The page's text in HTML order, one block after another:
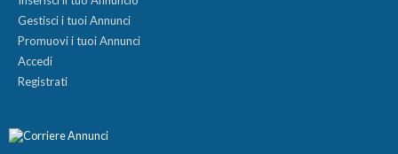
Gestisci i tuoi Annunci
Promuovi i tuoi Annunci
Accedi
Registrati